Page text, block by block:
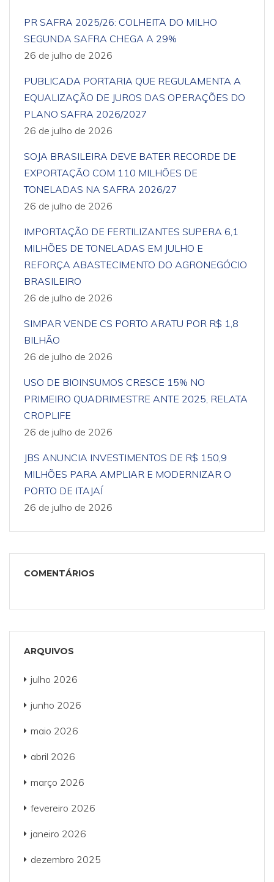
PR SAFRA 2025/26: COLHEITA DO MILHO
SEGUNDA SAFRA CHEGA A 29%
26 de julho de 2026
PUBLICADA PORTARIA QUE REGULAMENTA A
EQUALIZAÇÃO DE JUROS DAS OPERAÇÕES DO
PLANO SAFRA 2026/2027
26 de julho de 2026
SOJA BRASILEIRA DEVE BATER RECORDE DE
EXPORTAÇÃO COM 110 MILHÕES DE
TONELADAS NA SAFRA 2026/27
26 de julho de 2026
IMPORTAÇÃO DE FERTILIZANTES SUPERA 6,1
MILHÕES DE TONELADAS EM JULHO E
REFORÇA ABASTECIMENTO DO AGRONEGÓCIO
BRASILEIRO
26 de julho de 2026
SIMPAR VENDE CS PORTO ARATU POR R$ 1,8
BILHÃO
26 de julho de 2026
USO DE BIOINSUMOS CRESCE 15% NO
PRIMEIRO QUADRIMESTRE ANTE 2025, RELATA
CROPLIFE
26 de julho de 2026
JBS ANUNCIA INVESTIMENTOS DE R$ 150,9
MILHÕES PARA AMPLIAR E MODERNIZAR O
PORTO DE ITAJAÍ
26 de julho de 2026
COMENTÁRIOS
ARQUIVOS
julho 2026
junho 2026
maio 2026
abril 2026
março 2026
fevereiro 2026
janeiro 2026
dezembro 2025